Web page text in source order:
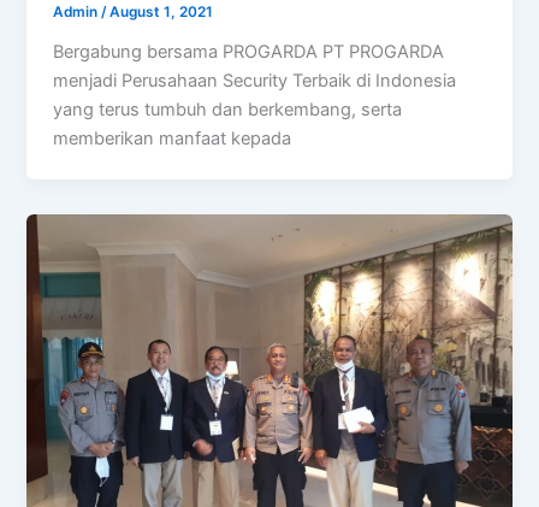
Admin/August 1, 2021
Bergabung bersama PROGARDA PT PROGARDA
menjadi Perusahaan Security Terbaik di Indonesia
yang terus tumbuh dan berkembang, serta
memberikan manfaat kepada